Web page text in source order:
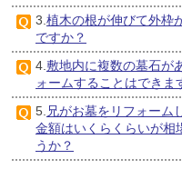
3. 植木の根が伸びて外枠
ですか？
4. 敷地内に複数の墓石が
ォームすることはできま
5. 兄がお墓をリフォーム
金額はいくらくらいが相
うか？